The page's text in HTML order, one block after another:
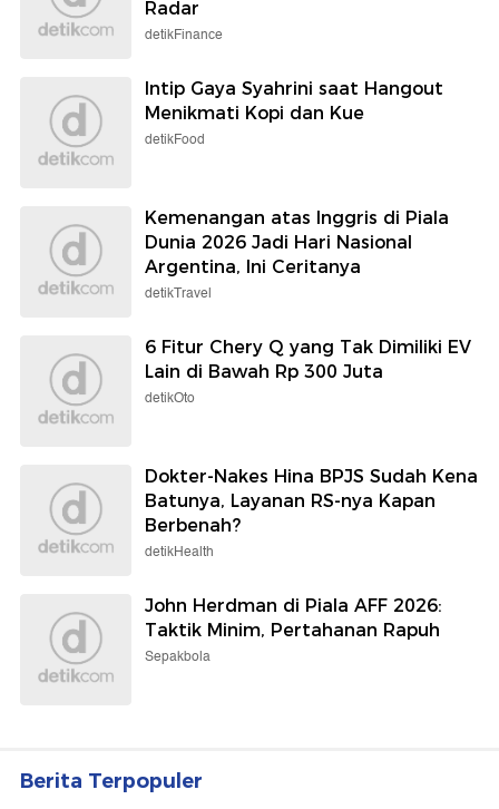
Radar
detikFinance
Intip Gaya Syahrini saat Hangout
Menikmati Kopi dan Kue
detikFood
Kemenangan atas Inggris di Piala
Dunia 2026 Jadi Hari Nasional
Argentina, Ini Ceritanya
detikTravel
6 Fitur Chery Q yang Tak Dimiliki EV
Lain di Bawah Rp 300 Juta
detikOto
Dokter-Nakes Hina BPJS Sudah Kena
Batunya, Layanan RS-nya Kapan
Berbenah?
detikHealth
John Herdman di Piala AFF 2026:
Taktik Minim, Pertahanan Rapuh
Sepakbola
Berita Terpopuler